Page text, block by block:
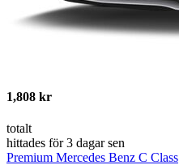
1,808 kr
totalt
hittades för 3 dagar sen
Premium Mercedes Benz C Class